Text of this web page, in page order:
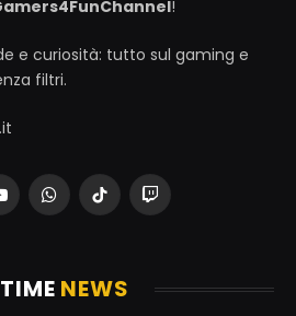
!
e curiosità: tutto sul gaming e
filtri.
WhatsAppTikTokTwitch
NEWS